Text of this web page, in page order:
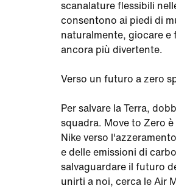
scanalature flessibili
consentono ai piedi di
naturalmente, giocare e
ancora più divertente.
Verso un futuro a zero
Per salvare la Terra,
squadra. Move to Zero
Nike verso
e delle emissioni di
salvaguardare il futuro
unirti a noi, cerca le Air